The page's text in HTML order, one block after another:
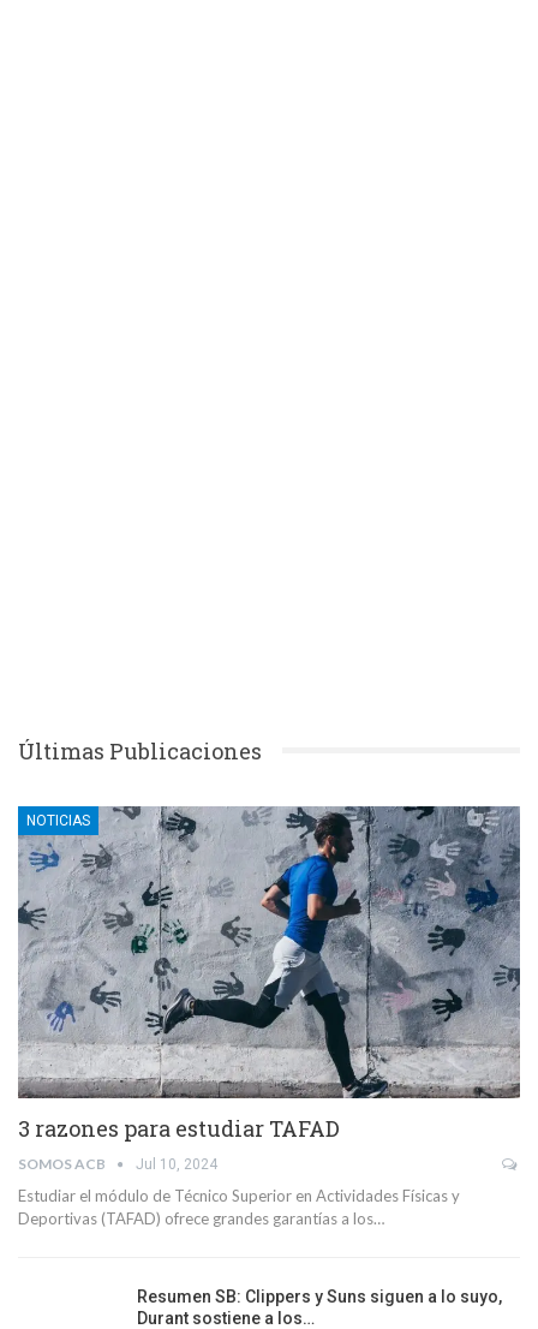
Últimas Publicaciones
NOTICIAS
3 razones para estudiar TAFAD
SOMOS ACB Jul 10, 2024
Estudiar el módulo de Técnico Superior en Actividades Físicas y
Deportivas (TAFAD) ofrece grandes garantías a los…
Resumen SB: Clippers y Suns siguen a lo suyo,
Durant sostiene a los…